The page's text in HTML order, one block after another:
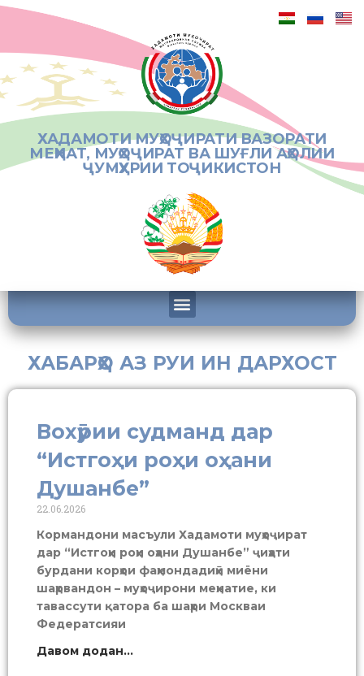
ХАДАМОТИ МУҲОҶИРАТИ ВАЗОРАТИ
МЕҲНАТ, МУҲОҶИРАТ ВА ШУҒЛИ АҲОЛИИ
ҶУМҲУРИИ ТОҶИКИСТОН
ХАБАРҲО АЗ РУИ ИН ДАРХОСТ
Вохӯрии судманд дар
“Истгоҳи роҳи оҳани
Душанбе”
22.06.2026
Кормандони масъули Хадамоти муҳоҷират
дар “Истгоҳи роҳи оҳани Душанбе” ҷиҳати
бурдани корҳои фаҳмондадиҳӣ миёни
шаҳрвандон – муҳоҷирони меҳнатие, ки
тавассути қатора ба шаҳри Москваи
Федератсияи
Давом додан...